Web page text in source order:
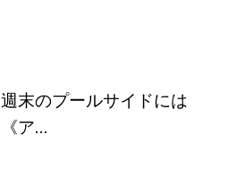
週末のプールサイドには
《ア...